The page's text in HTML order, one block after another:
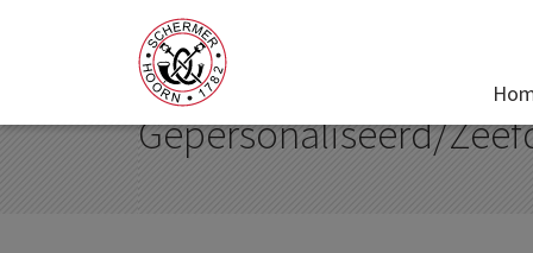
Home
Gepersonaliseerd/